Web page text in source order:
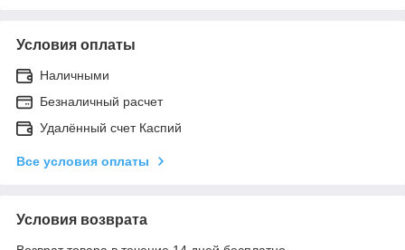
Условия оплаты
Наличными
Безналичный расчет
Удалённый счет Каспий
Все условия оплаты
Условия возврата